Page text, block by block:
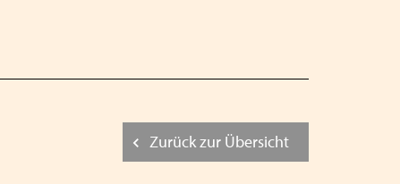
Zurück zur Übersicht